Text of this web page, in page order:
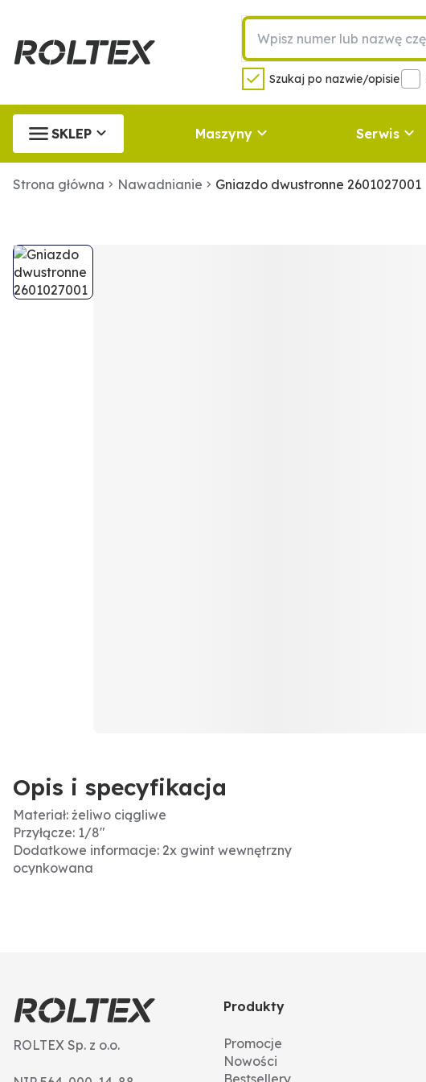
Szukaj po nazwie/opisie
SKLEP Maszyny Serwis
Strona główna Nawadnianie Gniazdo dwustronne 2601027001
Opis i specyfikacja
Materiał: żeliwo ciągliwe
Przyłącze: 1/8"
Dodatkowe informacje: 2x gwint wewnętrzny
ocynkowana
ROLTEX Sp. z o.o.
Produkty
Promocje
Nowości
Bestsellery